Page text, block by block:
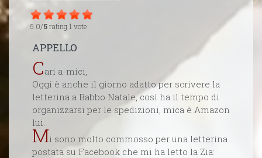
5.0/5rating 1 vote
APPELLO
Cari a-mici,
Oggi è anche il giorno adatto per scrivere la
letterina a Babbo Natale, così ha il tempo di
organizzarsi per le spedizioni, mica è Amazon
lui.
Mi sono molto commosso per una letterina
postata su Facebook che mi ha letto la Zia: